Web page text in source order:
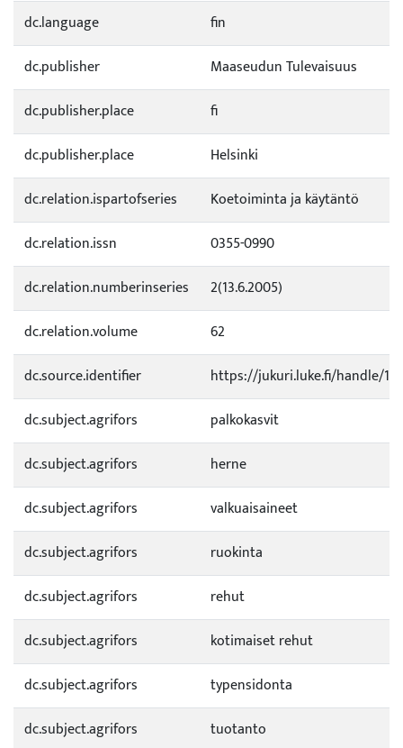
dc.language
fin
dc.publisher
Maaseudun Tulevaisuus
dc.publisher.place
fi
dc.publisher.place
Helsinki
dc.relation.ispartofseries
Koetoiminta ja käytäntö
dc.relation.issn
0355-0990
dc.relation.numberinseries
2(13.6.2005)
dc.relation.volume
62
dc.source.identifier
https://jukuri.luke.fi/handle/
dc.subject.agrifors
palkokasvit
dc.subject.agrifors
herne
dc.subject.agrifors
valkuaisaineet
dc.subject.agrifors
ruokinta
dc.subject.agrifors
rehut
dc.subject.agrifors
kotimaiset rehut
dc.subject.agrifors
typensidonta
dc.subject.agrifors
tuotanto